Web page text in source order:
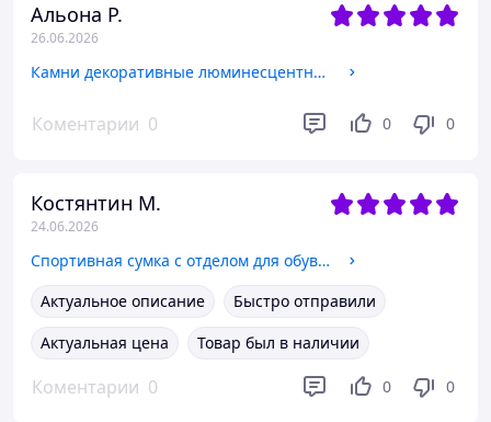
Альона Р.
26.06.2026
Камни декоративные люминесцентные светящиеся в темноте искусственная галька 100 шт. Голубой
Коментарии 0 0 0
Костянтин М.
24.06.2026
Спортивная сумка с отделом для обуви дорожная сумка рюкзак для спорта Black, 30 литров из нейлона, Черный
Актуальное описание
Быстро отправили
Актуальная цена
Товар был в наличии
Коментарии 0 0 0